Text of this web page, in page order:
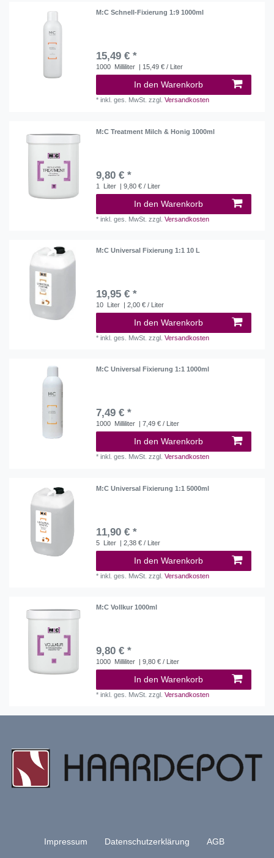
M:C Schnell-Fixierung 1:9 1000ml
15,49 € *
1000 Milliliter | 15,49 € / Liter
In den Warenkorb
*inkl. ges. MwSt. zzgl.Versandkosten
M:C Treatment Milch & Honig 1000ml
9,80 € *
1 Liter | 9,80 € / Liter
In den Warenkorb
*inkl. ges. MwSt. zzgl.Versandkosten
M:C Universal Fixierung 1:1 10 L
19,95 € *
10 Liter | 2,00 € / Liter
In den Warenkorb
*inkl. ges. MwSt. zzgl.Versandkosten
M:C Universal Fixierung 1:1 1000ml
7,49 € *
1000 Milliliter | 7,49 € / Liter
In den Warenkorb
*inkl. ges. MwSt. zzgl.Versandkosten
M:C Universal Fixierung 1:1 5000ml
11,90 € *
5 Liter | 2,38 € / Liter
In den Warenkorb
*inkl. ges. MwSt. zzgl.Versandkosten
M:C Vollkur 1000ml
9,80 € *
1000 Milliliter | 9,80 € / Liter
In den Warenkorb
*inkl. ges. MwSt. zzgl.Versandkosten
Impressum Daten­schutz­erklärung AGB